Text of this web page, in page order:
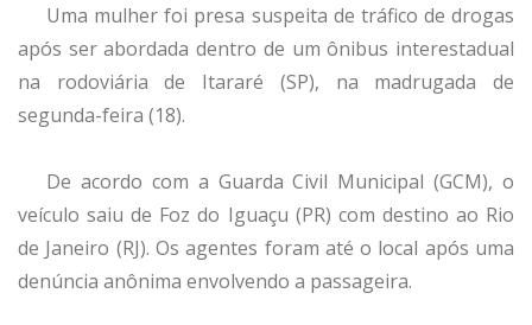
Uma mulher foi presa suspeita de tráfico de drogas
após ser abordada dentro de um ônibus interestadual
na rodoviária de Itararé (SP), na madrugada de
segunda-feira (18).
De acordo com a Guarda Civil Municipal (GCM), o
veículo saiu de Foz do Iguaçu (PR) com destino ao Rio
de Janeiro (RJ). Os agentes foram até o local após uma
denúncia anônima envolvendo a passageira.